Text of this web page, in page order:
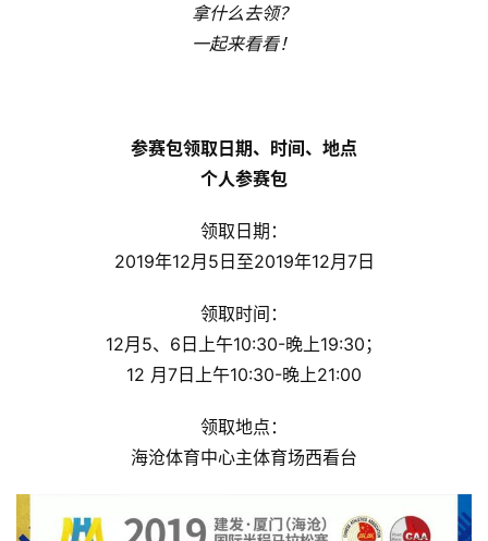
拿什么去领？
一起来看看！
参赛包领取日期、时间、地点
个人参赛包
领取日期：
2019年12月5日至2019年12月7日
领取时间：
12月5、6日上午10:30-晚上19:30；
12 月7日上午10:30-晚上21:00
领取地点：
海沧体育中心主体育场西看台